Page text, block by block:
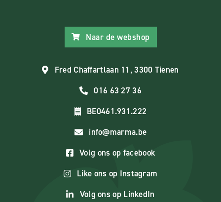
Naar de webshop
Fred Chaffartlaan 11, 3300 Tienen
016 63 27 36
BE0461.931.222
info@marma.be
Volg ons op facebook
Like ons op Instagram
Volg ons op LinkedIn